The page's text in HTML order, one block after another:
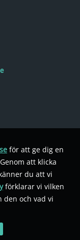
för att ge dig en
att klicka
du att vi
förklarar vi vilken
den och vad vi